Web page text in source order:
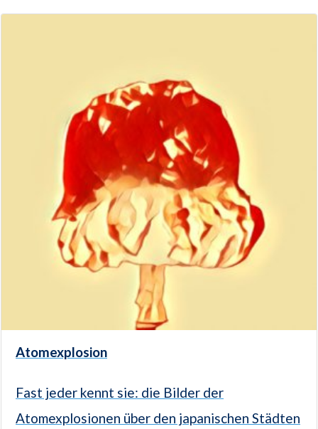
Atomexplosion
Fast jeder kennt sie: die Bilder der
Atomexplosionen über den japanischen Städten